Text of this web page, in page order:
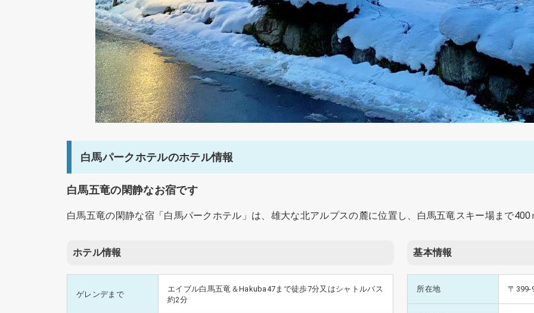
白馬パークホテルのホテル情報
白馬五竜の閑静なお宿です
白馬五竜の閑静な宿「白馬パークホテル」は、雄大な北アルプスの麓に位置し、白馬五竜スキー場まで400
ホテル情報
ゲレンデまで
エイブル白馬五竜＆Hakuba47まで徒歩7分又はシャトルバス
約2分
基本情報
所在地 〒399-